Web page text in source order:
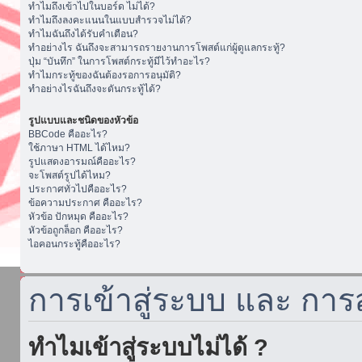
ทำไมถึงเข้าไปในบอร์ด ไม่ได้?
ทำไมถึงลงคะแนนในแบบสำรวจไม่ได้?
ทำไมฉันถึงได้รับคำเตือน?
ทำอย่างไร ฉันถึงจะสามารถรายงานการโพสต์แก่ผู้ดูแลกระทู้?
ปุ่ม “บันทึก” ในการโพสต์กระทู้มีไว้ทำอะไร?
ทำไมกระทู้ของฉันต้องรอการอนุมัติ?
ทำอย่างไรฉันถึงจะดันกระทู้ได้?
รูปแบบและชนิดของหัวข้อ
BBCode คืออะไร?
ใช้ภาษา HTML ได้ไหม?
รูปแสดงอารมณ์คืออะไร?
จะโพสต์รูปได้ไหม?
ประกาศทั่วไปคืออะไร?
ข้อความประกาศ คืออะไร?
หัวข้อ ปักหมุด คืออะไร?
หัวข้อถูกล็อก คืออะไร?
ไอคอนกระทู้คืออะไร?
การเข้าสู่ระบบ และ กา
ทำไมเข้าสู่ระบบไม่ได้ ?